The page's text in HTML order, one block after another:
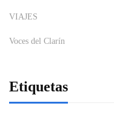
VIAJES
Voces del Clarín
Etiquetas